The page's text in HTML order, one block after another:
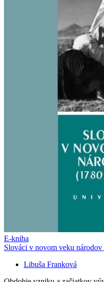
E-kniha
Slováci v novom veku
Libuša Franková